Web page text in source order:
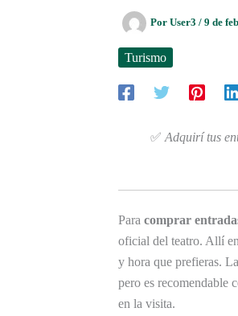
Por User3 / 9 de
Turismo
✅ Adquirí tus
Para comprar
oficial del teatro. Allí
y hora que prefieras.
pero es recomendable
en la visita.